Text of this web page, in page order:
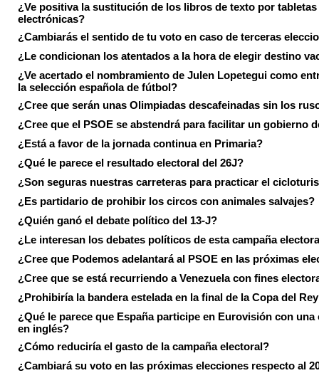
¿Ve positiva la sustitución de los libros de texto por tabletas
electrónicas?
¿Cambiarás el sentido de tu voto en caso de terceras
¿Le condicionan los atentados a la hora de elegir destino
¿Ve acertado el nombramiento de Julen Lopetegui como
la selección española de fútbol?
¿Cree que serán unas Olimpiadas descafeinadas sin los
¿Cree que el PSOE se abstendrá para facilitar un gobierno
¿Está a favor de la jornada continua en Primaria?
¿Qué le parece el resultado electoral del 26J?
¿Son seguras nuestras carreteras para practicar el
¿Es partidario de prohibir los circos con animales salvajes?
¿Quién ganó el debate político del 13-J?
¿Le interesan los debates políticos de esta campaña
¿Cree que Podemos adelantará al PSOE en las próximas
¿Cree que se está recurriendo a Venezuela con fines
¿Prohibiría la bandera estelada en la final de la Copa del
¿Qué le parece que España participe en Eurovisión con una
en inglés?
¿Cómo reduciría el gasto de la campaña electoral?
¿Cambiará su voto en las próximas elecciones respecto al